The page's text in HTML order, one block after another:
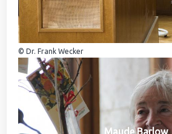
© Dr. Frank Wecker
Maude Barlow